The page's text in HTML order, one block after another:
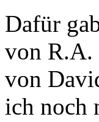
Dafür
von R.A.
von
ich noch